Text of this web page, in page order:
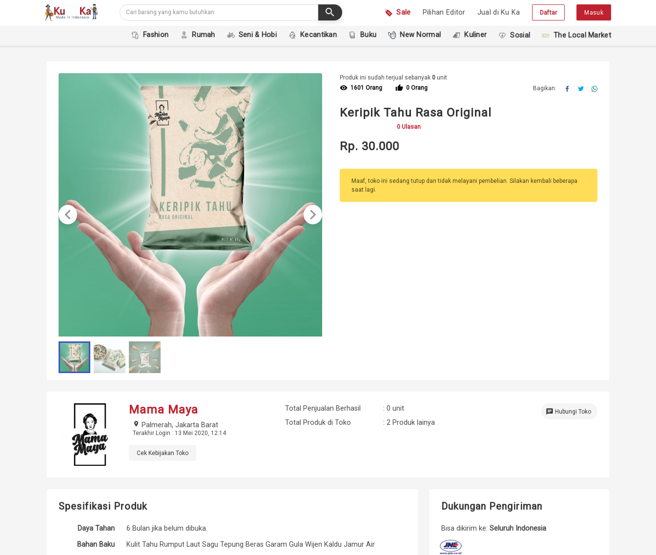
search Sale Pilihan Editor Jual di Ku Ka Daftar Masuk
Fashion Rumah Seni & Hobi Kecantikan Buku New Normal Kuliner Sosial The Local Market
keyboard_arrow_left keyboard_arrow_right
Produk ini sudah terjual sebanyak 0 unit
visibility 1601 Orang thumb_up 0 Orang Bagikan:
Keripik Tahu Rasa Original
0 Ulasan
Rp. 30.000
Maaf, toko ini sedang tutup dan tidak melayani pembelian. Silakan kembali beberapa
saat lagi.
Mama Maya
place Palmerah, Jakarta Barat
Terakhir Login : 13 Mei 2020, 12:14
Cek Kebijakan Toko
Total Penjualan Berhasil
: 0 unit
Total Produk di Toko
: 2 Produk lainya
chat Hubungi Toko
Spesifikasi Produk
Daya Tahan
6 Bulan jika belum dibuka.
Bahan Baku
Kulit Tahu Rumput Laut Sagu Tepung Beras Garam Gula Wijen Kaldu Jamur Air
Dukungan Pengiriman
Bisa dikirim ke:Seluruh Indonesia